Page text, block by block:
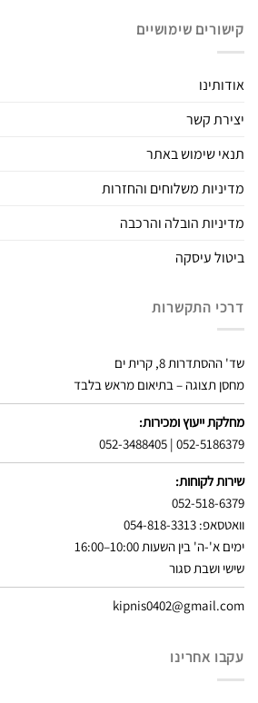
קישורים שימושיים
אודותינו
יצירת קשר
תנאי שימוש באתר
מדיניות משלוחים והחזרות
מדיניות הובלה והרכבה
ביטול עיסקה
דרכי התקשרות
שד' ההסתדרות 8, קרית ים
מחסן תצוגה – בתיאום מראש בלבד
מחלקת ייעוץ ומכירות:
052-5186379
|
052-3488405
שירות לקוחות:
052-518-6379
וואטסאפ: 054-818-3313
ימים א'-ה' בין השעות 10:00–16:00
שישי ושבת סגור
kipnis0402@gmail.com
עקבו אחרינו